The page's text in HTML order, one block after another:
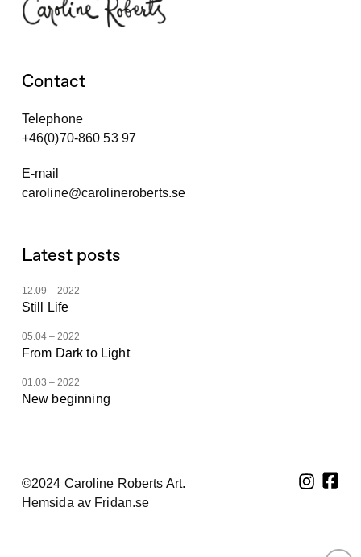
Contact
Telephone
+46(0)70-860 53 97
E-mail
caroline@carolineroberts.se
Latest posts
12.09 – 2022
Still Life
05.04 – 2022
From Dark to Light
01.03 – 2022
New beginning
©2024 Caroline Roberts Art.
Hemsida av Fridan.se